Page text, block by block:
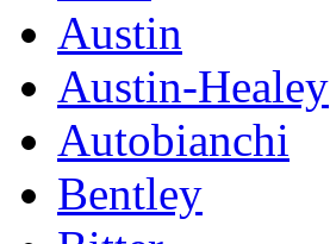
Austin
Austin-Healey
Autobianchi
Bentley